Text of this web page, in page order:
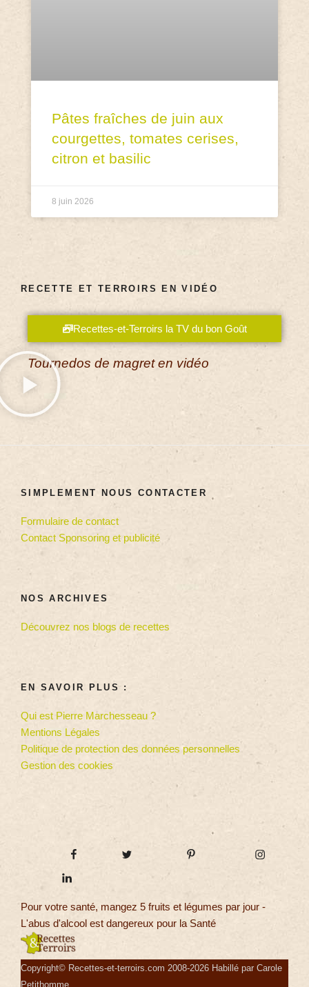
Pâtes fraîches de juin aux
courgettes, tomates cerises,
citron et basilic
8 juin 2026
RECETTE ET TERROIRS EN VIDÉO
Recettes-et-Terroirs la TV du bon Goût
Tournedos de magret en vidéo
SIMPLEMENT NOUS CONTACTER
Formulaire de contact
Contact Sponsoring et publicité
NOS ARCHIVES
Découvrez nos blogs de recettes
EN SAVOIR PLUS :
Qui est Pierre Marchesseau ?
Mentions Légales
Politique de protection des données personnelles
Gestion des cookies
Pour votre santé, mangez 5 fruits et légumes par jour -
L'abus d'alcool est dangereux pour la Santé
Copyright© Recettes-et-terroirs.com 2008-2026 Habillé par Carole
Petithomme